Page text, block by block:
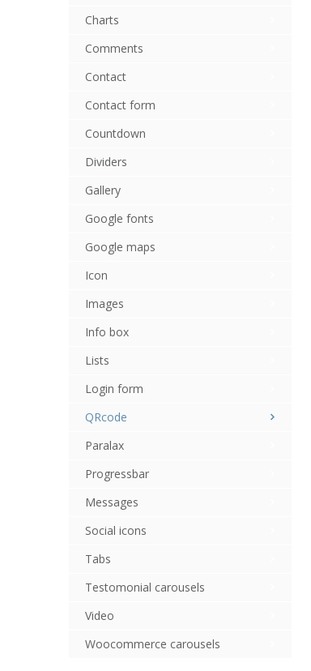
Charts
Comments
Contact
Contact form
Countdown
Dividers
Gallery
Google fonts
Google maps
Icon
Images
Info box
Lists
Login form
QRcode
Paralax
Progressbar
Messages
Social icons
Tabs
Testomonial carousels
Video
Woocommerce carousels